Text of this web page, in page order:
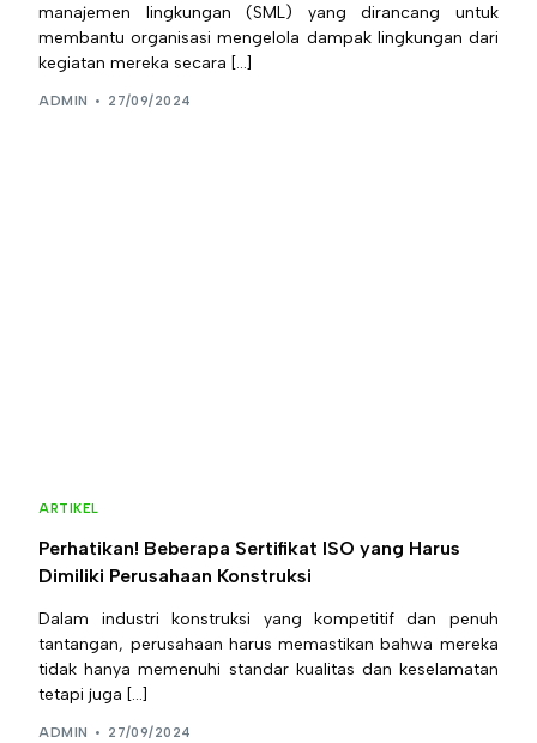
manajemen lingkungan (SML) yang dirancang untuk
membantu organisasi mengelola dampak lingkungan dari
kegiatan mereka secara […]
ADMIN 27/09/2024
ARTIKEL
Perhatikan! Beberapa Sertifikat ISO yang Harus
Dimiliki Perusahaan Konstruksi
Dalam industri konstruksi yang kompetitif dan penuh
tantangan, perusahaan harus memastikan bahwa mereka
tidak hanya memenuhi standar kualitas dan keselamatan
tetapi juga […]
ADMIN 27/09/2024